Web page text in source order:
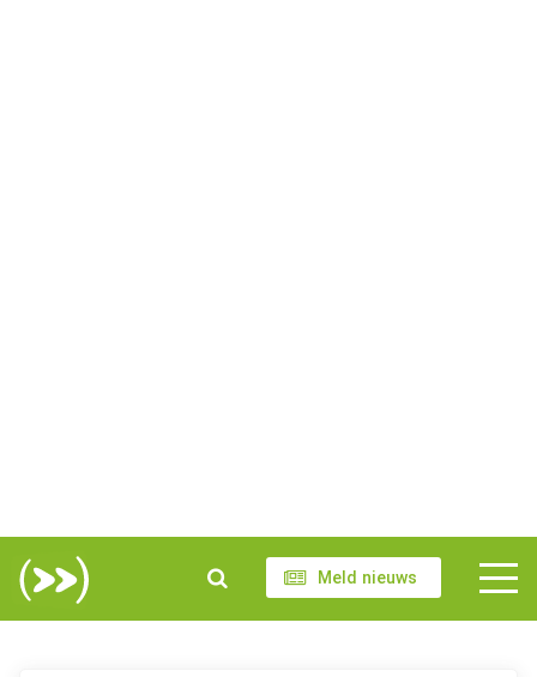
Meld nieuws